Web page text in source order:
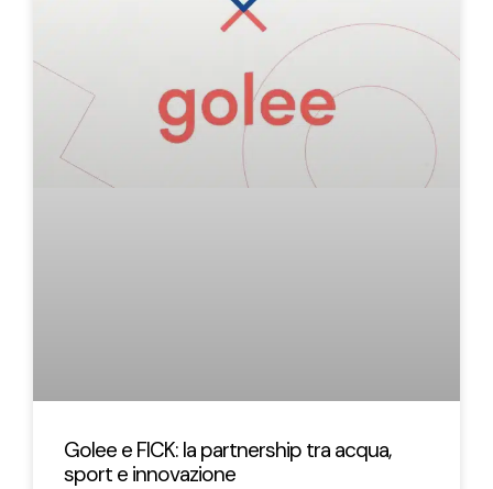
Golee e FICK: la partnership tra acqua,
sport e innovazione